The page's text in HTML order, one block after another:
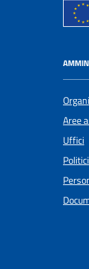
Aree
Uffici
Politici